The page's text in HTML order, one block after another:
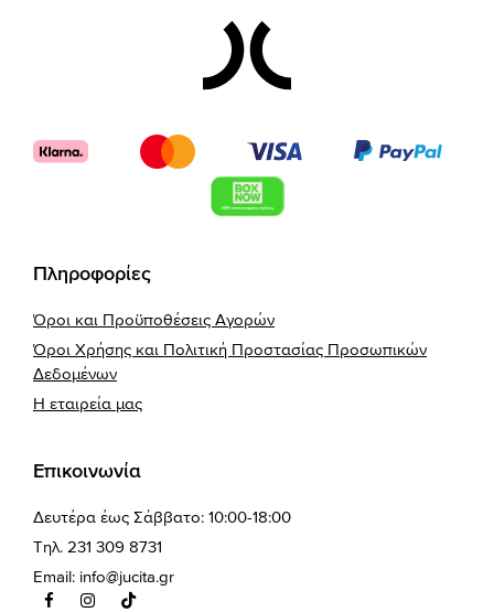
Πληροφορίες
Όροι και Προϋποθέσεις Αγορών
Όροι Χρήσης και Πολιτική Προστασίας Προσωπικών
Δεδομένων
Η εταιρεία μας
Επικοινωνία
Δευτέρα έως Σάββατο: 10:00-18:00
Τηλ. 231 309 8731
Email: info@jucita.gr